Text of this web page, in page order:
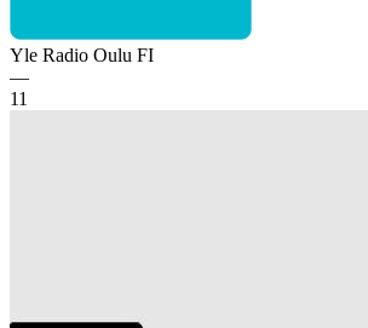
Yle Radio Oulu FI
—
11